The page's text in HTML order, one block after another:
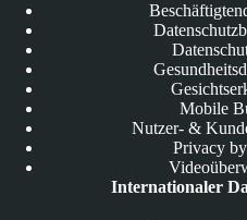
Mobile
Nutzer- &
Privacy
Internationaler